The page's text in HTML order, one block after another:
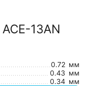
13AN
0.72 мм
0.43 мм
0.34 мм